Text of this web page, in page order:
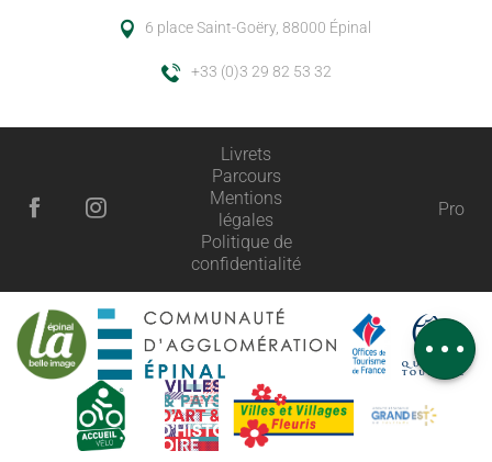
Horaires
Avis
6 place Saint-Goëry, 88000 Épinal
+33 (0)3 29 82 53 32
Livrets
Parcours
Mentions
légales
Politique de
confidentialité
Pro